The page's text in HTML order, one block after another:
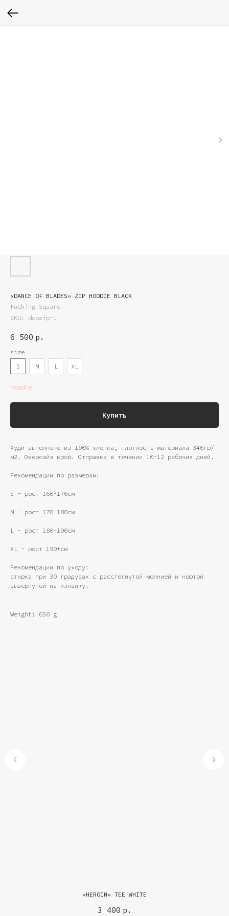
«DANCE OF BLADES» ZIP HOODIE BLACK
Fucking Square
SKU: dobzip-1
6 500 р.
size
S
M L XL
hoodie
Купить
Худи выполнено из 100% хлопка, плотность материала 340гр/
м2. Оверсайз крой. Отправка в течении 10-12 рабочих дней.
Рекомендации по размерам:
S - рост 160-170см
M - рост 170-180см
L - рост 180-190см
XL - рост 190+см
Рекомендации по уходу:
стирка при 30 градусах с расстёгнутой молнией и кофтой
вывернутой на изнанку.
Weight: 650 g
«HEROIN» TEE WHITE
3 400 р.